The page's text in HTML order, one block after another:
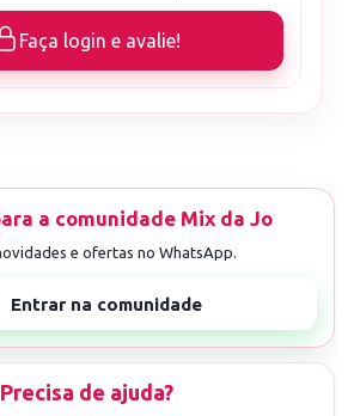
Faça login e avalie!
Precisa de ajuda?